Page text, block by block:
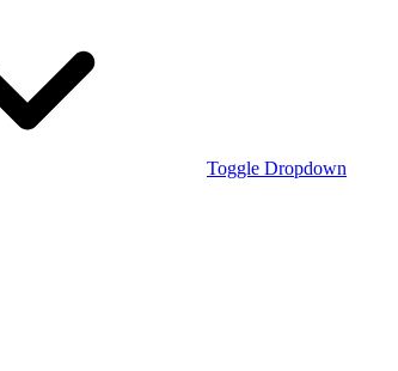
Toggle Dropdown